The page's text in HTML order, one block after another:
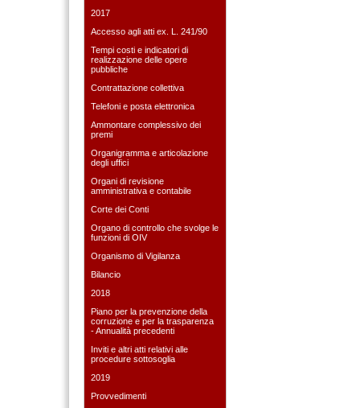
2017
Accesso agli atti ex. L. 241/90
Tempi costi e indicatori di
realizzazione delle opere
pubbliche
Contrattazione collettiva
Telefoni e posta elettronica
Ammontare complessivo dei
premi
Organigramma e articolazione
degli uffici
Organi di revisione
amministrativa e contabile
Corte dei Conti
Organo di controllo che svolge le
funzioni di OIV
Organismo di Vigilanza
Bilancio
2018
Piano per la prevenzione della
corruzione e per la trasparenza
- Annualità precedenti
Inviti e altri atti relativi alle
procedure sottosoglia
2019
Provvedimenti